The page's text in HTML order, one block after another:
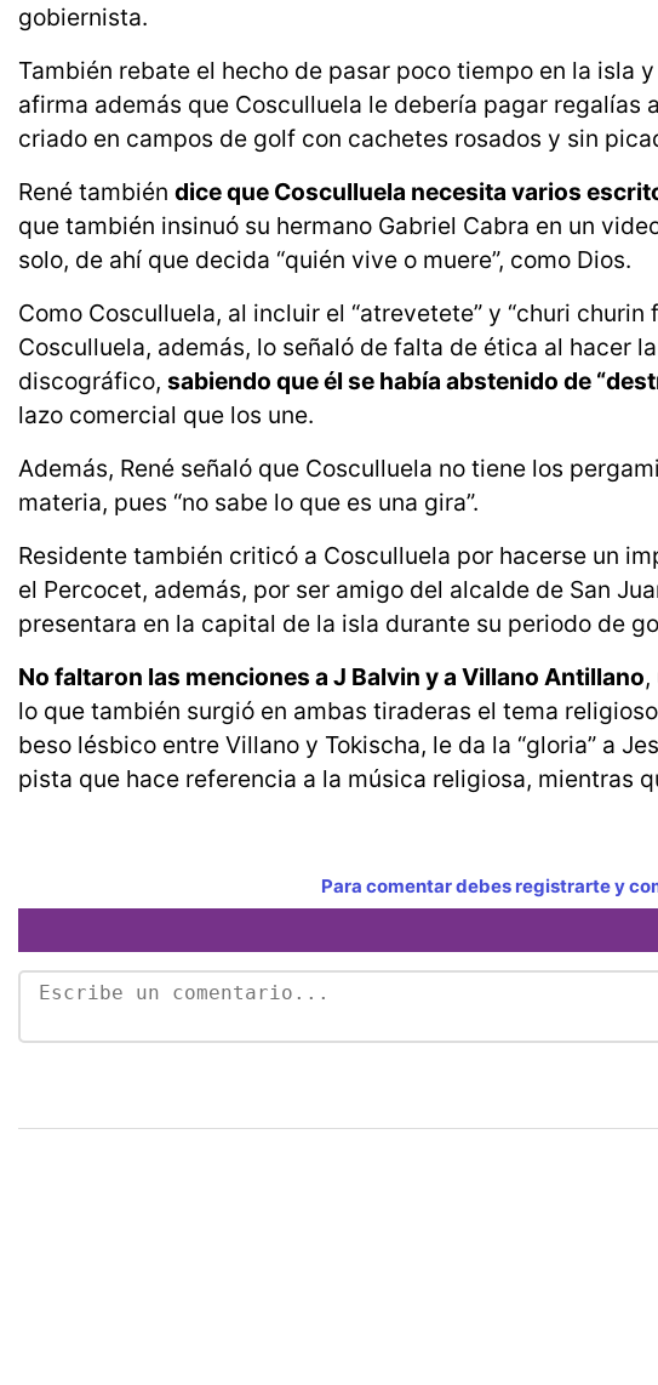
gobiernista.
También rebate el hecho de pasar poco tiempo en la isla
afirma además que Cosculluela le debería pagar regalías
criado en campos de golf con cachetes rosados y sin
René también dice que Cosculluela necesita varios
que también insinuó su hermano Gabriel Cabra en un
solo, de ahí que decida “quién vive o muere”, como Dios.
Como Cosculluela, al incluir el “atrevetete” y “churi
Cosculluela, además, lo señaló de falta de ética al hacer
discográfico, sabiendo que él se había abstenido de
lazo comercial que los une.
Además, René señaló que Cosculluela no tiene los
materia, pues “no sabe lo que es una gira”.
Residente también criticó a Cosculluela por hacerse un
el Percocet, además, por ser amigo del alcalde de San
presentara en la capital de la isla durante su periodo de
No faltaron las menciones a J Balvin y a Villano Antillano
lo que también surgió en ambas tiraderas el tema
beso lésbico entre Villano y Tokischa, le da la “gloria” a
pista que hace referencia a la música religiosa, mientras
Para comentar debes registrarte y